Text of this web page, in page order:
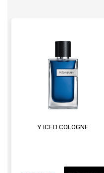
Y ICED COLOGNE